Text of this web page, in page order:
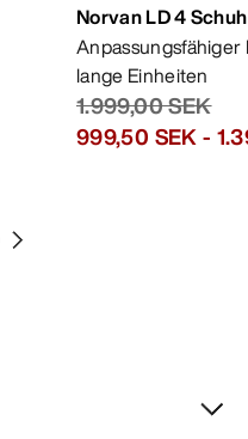
Norvan LD 4
lange Einheiten
1.999,00 SEK
999,50 SEK-